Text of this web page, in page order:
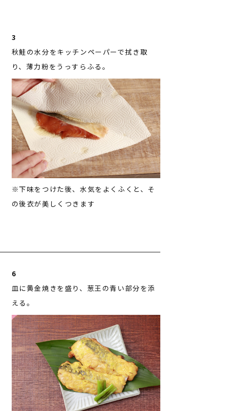
3
秋鮭の水分をキッチンペーパーで拭き取
り、薄力粉をうっすらふる。
※下味をつけた後、水気をよくふくと、そ
の後衣が美しくつきます
6
皿に黄金焼きを盛り、葱王の青い部分を添
える。